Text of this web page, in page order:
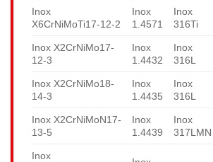
Inox
X6CrNiMoTi17-12-2
Inox
1.4571
Inox
316Ti
Inox X2CrNiMo17-
12-3
Inox
1.4432
Inox
316L
Inox X2CrNiMo18-
14-3
Inox
1.4435
Inox
316L
Inox X2CrNiMoN17-
13-5
Inox
1.4439
Inox
317LMN
Inox